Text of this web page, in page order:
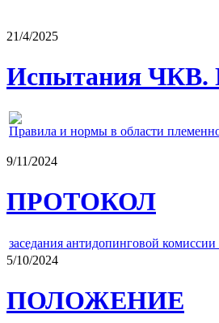
21/4/2025
Испытания ЧКВ.
Правила и нормы в области
9/11/2024
ПРОТОКОЛ
заседания антидопинговой
5/10/2024
ПОЛОЖЕНИЕ